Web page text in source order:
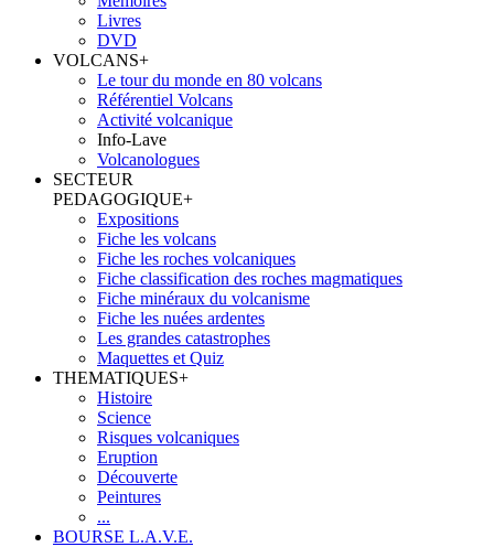
Livres
DVD
VOLCANS+
Le tour du monde en 80 volcans
Référentiel Volcans
Activité volcanique
Info-Lave
Volcanologues
SECTEUR
PEDAGOGIQUE+
Expositions
Fiche les volcans
Fiche les roches volcaniques
Fiche classification des roches magmatiques
Fiche minéraux du volcanisme
Fiche les nuées ardentes
Les grandes catastrophes
Maquettes et Quiz
THEMATIQUES+
Histoire
Science
Risques volcaniques
Eruption
Découverte
Peintures
...
BOURSE L.A.V.E.